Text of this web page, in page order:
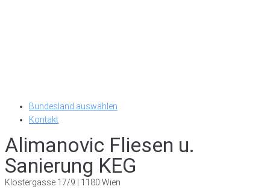
Bundesland auswählen
Kontakt
Alimanovic Fliesen u.
Sanierung KEG
Klostergasse 17/9 | 1180 Wien